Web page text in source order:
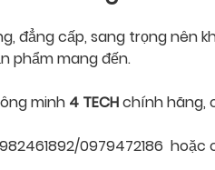
đẳng cấp, sang trọng nên
phẩm mang đến.
minh 4 TECHchính hãng,
0979472186